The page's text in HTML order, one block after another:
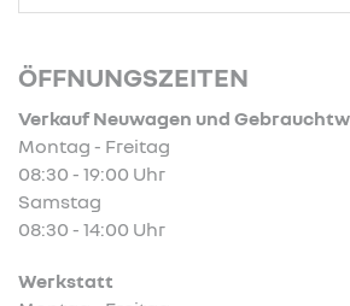
ÖFFNUNGSZEITEN
Verkauf Neuwagen und
Montag - Freitag
08:30 - 19:00 Uhr
Samstag
08:30 - 14:00 Uhr
Werkstatt